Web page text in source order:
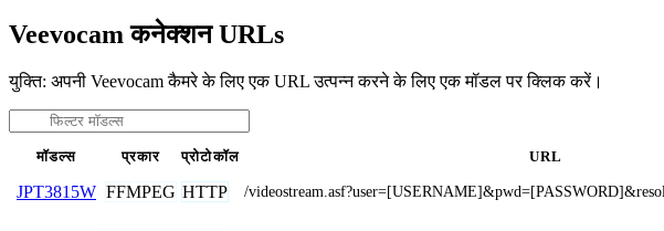
Veevocam कनेक्शन URLs
युक्ति: अपनी Veevocam कैमरे के लिए एक URL उत्पन्न करने के लिए एक मॉडल पर क्लिक करें।
मॉडल्स प्रकार प्रोटोकॉल URL
JPT3815W FFMPEG HTTP /